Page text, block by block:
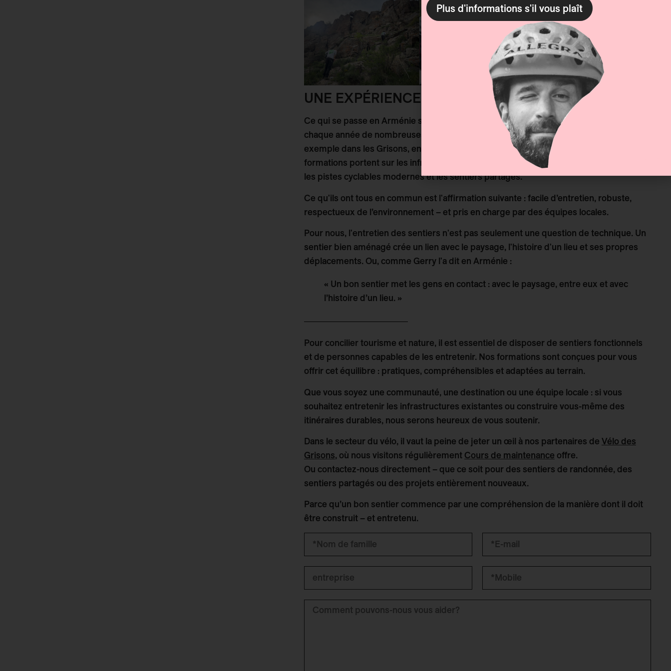
UNE EXPÉRIENCE QUI DURE
Ce qui se passe en Arménie s'inscrit dans un mouvement plus vaste. Nous organisons
chaque année de nombreuses formations sur l'entretien et la création de sentiers, par
exemple dans les Grisons, en Finlande, et dans les régions touristiques alpines. Ces
formations portent sur les infrastructures de randonnée traditionnelles ainsi que sur
les pistes cyclables modernes et les sentiers partagés.
Ce qu'ils ont tous en commun est l'affirmation suivante : facile d’entretien, robuste,
respectueux de l’environnement – et pris en charge par des équipes locales.
Pour nous, l'entretien des sentiers n'est pas seulement une question de technique. Un
sentier bien aménagé crée un lien avec le paysage, l'histoire d'un lieu et ses propres
déplacements. Ou, comme Gerry l'a dit en Arménie :
« Un bon sentier met les gens en contact : avec le paysage, entre eux et avec
l’histoire d’un lieu. »
Pour concilier tourisme et nature, il est essentiel de disposer de sentiers fonctionnels
et de personnes capables de les entretenir. Nos formations sont conçues pour vous
offrir cet équilibre : pratiques, compréhensibles et adaptées au terrain.
Que vous soyez une communauté, une destination ou une équipe locale : si vous
souhaitez entretenir les infrastructures existantes ou construire vous-même des
itinéraires durables, nous serons heureux de vous soutenir.
Dans le secteur du vélo, il vaut la peine de jeter un œil à nos partenaires de Vélo des
Grisons, où nous visitons régulièrement Cours de maintenance offre.
Ou contactez-nous directement – que ce soit pour des sentiers de randonnée, des
sentiers partagés ou des projets entièrement nouveaux.
Parce qu’un bon sentier commence par une compréhension de la manière dont il doit
être construit – et entretenu.
Plus d'informations s'il vous plaît